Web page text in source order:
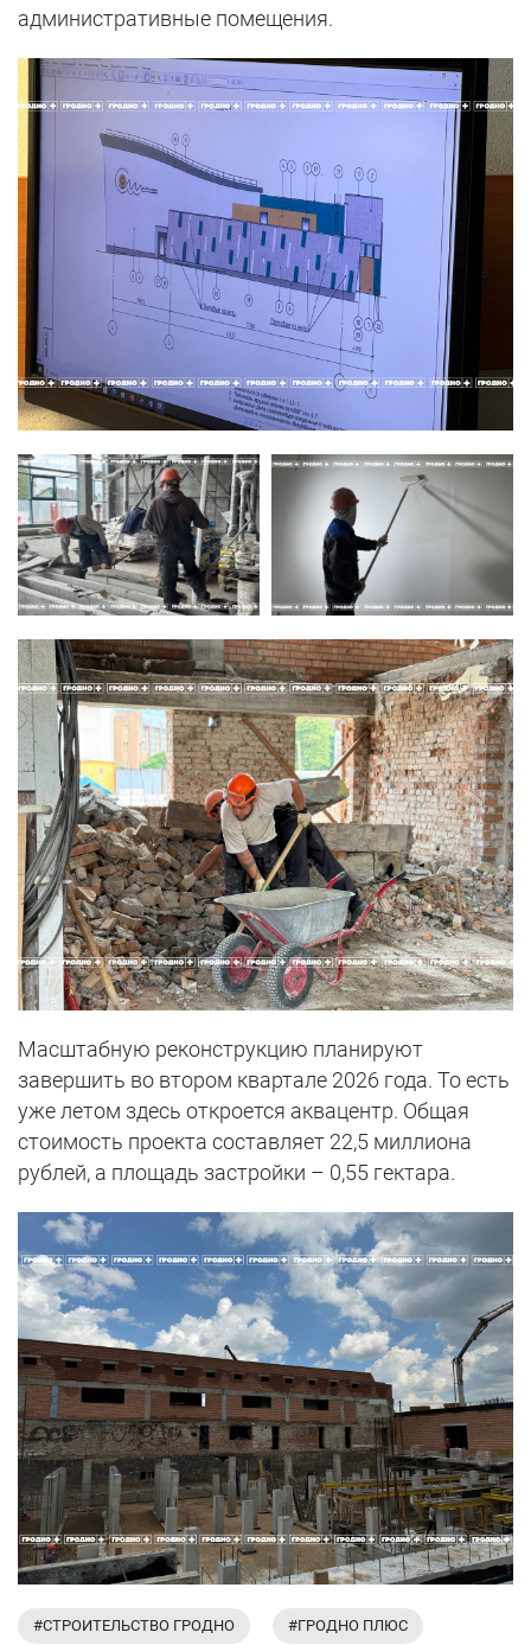
административные помещения.
Масштабную реконструкцию планируют
завершить во втором квартале 2026 года. То есть
уже летом здесь откроется аквацентр. Общая
стоимость проекта составляет 22,5 миллиона
рублей, а площадь застройки – 0,55 гектара.
#СТРОИТЕЛЬСТВО ГРОДНО #ГРОДНО ПЛЮС